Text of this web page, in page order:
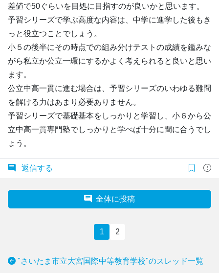
差値で50ぐらいを目処に目指すのが良いかと思います。
予習シリーズで学ぶ高度な内容は、中学に進学した後もき
っと役立つことでしょう。
小５の後半にその時点での組み分けテストの成績を鑑みな
がら私立か公立一環にするかよく考えられると良いと思い
ます。
公立中高一貫に進む場合は、予習シリーズのいわゆる難問
を解ける力はあまり必要ありません。
予習シリーズで基礎基本をしっかりと学習し、小６から公
立中高一貫専門塾でしっかりと学べば十分に間に合うでし
ょう。
返信する
全体に投稿
1 2
"さいたま市立大宮国際中等教育学校"のスレッド一覧